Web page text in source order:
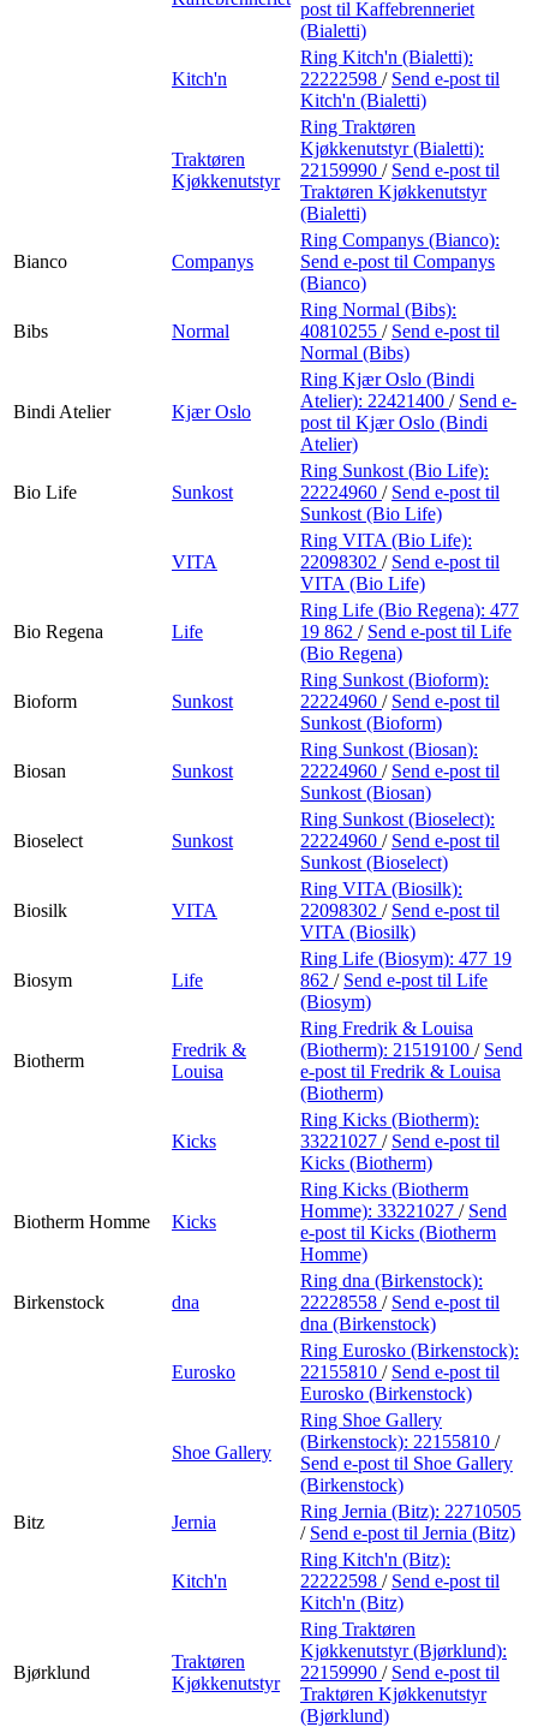
post til Kaffebrenneriet
(Bialetti)
Kitch'n
Ring Kitch'n (Bialetti):
22222598 / Send e-post til
Kitch'n (Bialetti)
Traktøren
Kjøkkenutstyr
Ring Traktøren
Kjøkkenutstyr (Bialetti):
22159990 / Send e-post til
Traktøren Kjøkkenutstyr
(Bialetti)
Bianco Companys
Ring Companys (Bianco):
Send e-post til Companys
(Bianco)
Bibs Normal
Ring Normal (Bibs):
40810255 / Send e-post til
Normal (Bibs)
Bindi Atelier Kjær Oslo
Ring Kjær Oslo (Bindi
Atelier): 22421400 / Send e-
post til Kjær Oslo (Bindi
Atelier)
Bio Life Sunkost
Ring Sunkost (Bio Life):
22224960 / Send e-post til
Sunkost (Bio Life)
VITA
Ring VITA (Bio Life):
22098302 / Send e-post til
VITA (Bio Life)
Bio Regena Life
Ring Life (Bio Regena): 477
19 862 / Send e-post til Life
(Bio Regena)
Bioform Sunkost
Ring Sunkost (Bioform):
22224960 / Send e-post til
Sunkost (Bioform)
Biosan Sunkost
Ring Sunkost (Biosan):
22224960 / Send e-post til
Sunkost (Biosan)
Bioselect Sunkost
Ring Sunkost (Bioselect):
22224960 / Send e-post til
Sunkost (Bioselect)
Biosilk VITA
Ring VITA (Biosilk):
22098302 / Send e-post til
VITA (Biosilk)
Biosym Life
Ring Life (Biosym): 477 19
862 / Send e-post til Life
(Biosym)
Biotherm
Fredrik &
Louisa
Ring Fredrik & Louisa
(Biotherm): 21519100 / Send
e-post til Fredrik & Louisa
(Biotherm)
Kicks
Ring Kicks (Biotherm):
33221027 / Send e-post til
Kicks (Biotherm)
Biotherm Homme Kicks
Ring Kicks (Biotherm
Homme): 33221027 / Send
e-post til Kicks (Biotherm
Homme)
Birkenstock dna
Ring dna (Birkenstock):
22228558 / Send e-post til
dna (Birkenstock)
Eurosko
Ring Eurosko (Birkenstock):
22155810 / Send e-post til
Eurosko (Birkenstock)
Shoe Gallery
Ring Shoe Gallery
(Birkenstock): 22155810 /
Send e-post til Shoe Gallery
(Birkenstock)
Bitz
Jernia
Ring Jernia (Bitz): 22710505
/ Send e-post til Jernia (Bitz)
Kitch'n
Ring Kitch'n (Bitz):
22222598 / Send e-post til
Kitch'n (Bitz)
Bjørklund
Traktøren
Kjøkkenutstyr
Ring Traktøren
Kjøkkenutstyr (Bjørklund):
22159990 / Send e-post til
Traktøren Kjøkkenutstyr
(Bjørklund)